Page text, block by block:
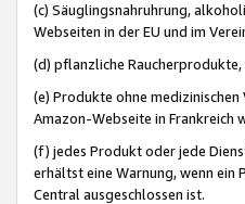
(c) Säuglingsnahruhrung,
Webseiten in der EU und im
(d) pflanzliche
(e) Produkte ohne
Amazon-Webseite in Frankreich
(f) jedes Produkt oder jede
erhältst eine Warnung, wenn ein
Central ausgeschlossen ist.